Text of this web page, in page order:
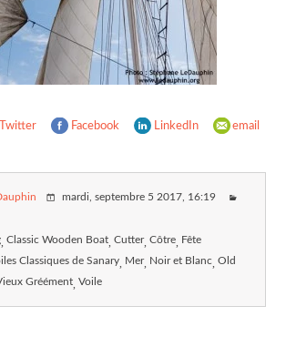
Twitter Facebook LinkedIn email
mardi, septembre 5 2017, 16:19
Classic Wooden Boat Cutter Côtre Fête
Classiques de Sanary Mer Noir et Blanc Old
Gréément Voile